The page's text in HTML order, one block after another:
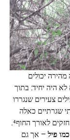
מהירה יכולים
לא היה יחיד: בתוך
צעירים שנגררו
שגרתיים כאלה
לאורך החוף⁴.
פיל – אך גם